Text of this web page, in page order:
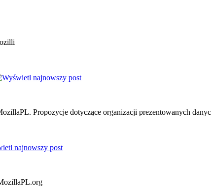
Propozycje dotyczące organizacji prezentowanych